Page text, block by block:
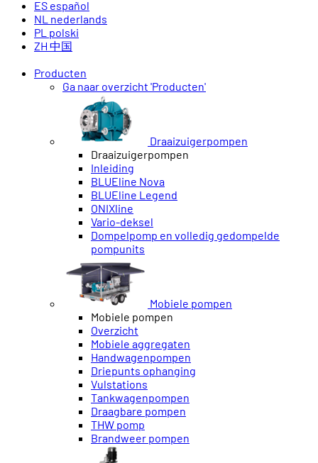
ES español
NL nederlands
PL polski
ZH 中国
Producten
Ga naar overzicht 'Producten'
Draaizuigerpompen
Draaizuigerpompen
Inleiding
BLUEline Nova
BLUEline Legend
ONIXline
Vario-deksel
Dompelpomp en volledig gedompelde
pompunits
Mobiele pompen
Mobiele pompen
Overzicht
Mobiele aggregaten
Handwagenpompen
Driepunts ophanging
Vulstations
Tankwagenpompen
Draagbare pompen
THW pomp
Brandweer pompen